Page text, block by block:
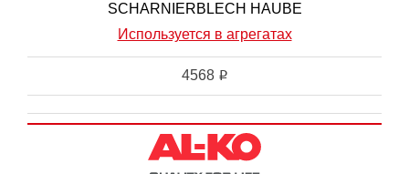
SCHARNIERBLECH HAUBE
Используется в агрегатах
4568 i